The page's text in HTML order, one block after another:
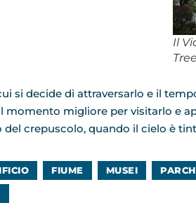
Il
si decide di attraversarlo e il
momento migliore per visitarlo e
crepuscolo, quando il cielo è
FIUME MUSEI